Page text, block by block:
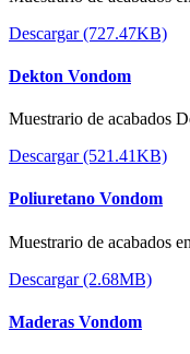
Descargar (727.47KB)
Dekton Vondom
Muestrario de acabados
Descargar (521.41KB)
Poliuretano Vondom
Muestrario de acabados
Descargar (2.68MB)
Maderas Vondom